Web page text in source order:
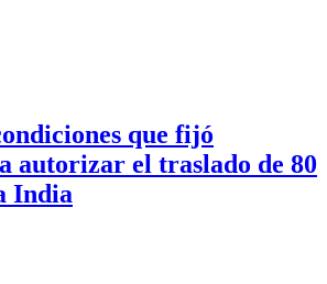
que fijó
autorizar el traslado de 80
India